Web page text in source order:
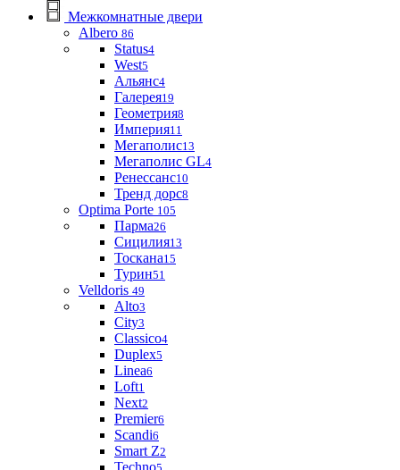
Межкомнатные двери
Albero 86
Status4
West5
Альянс4
Галерея19
Геометрия8
Империя11
Мегаполис13
Мегаполис GL4
Ренессанс10
Тренд дорс8
Optima Porte 105
Парма26
Сицилия13
Тоскана15
Турин51
Velldoris 49
Alto3
City3
Classico4
Duplex5
Linea6
Loft1
Next2
Premier6
Scandi6
Smart Z2
Techno